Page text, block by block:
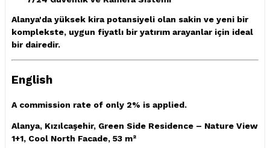
Alanya'da yüksek kira potansiyeli olan sakin ve yeni bir
komplekste, uygun fiyatlı bir yatırım arayanlar için ideal
bir dairedir.
English
A commission rate of only 2% is applied.
Alanya, Kızılcaşehir, Green Side Residence – Nature View
1+1, Cool North Facade, 53 m²